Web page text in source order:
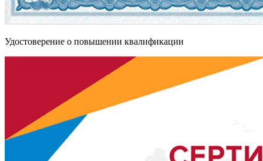
Удостоверение о повышении квалификации